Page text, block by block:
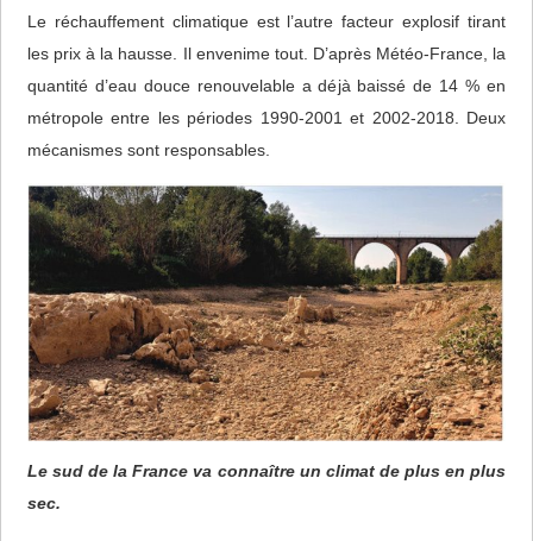
Le réchauffement climatique est l’autre facteur explosif tirant
les prix à la hausse. Il envenime tout. D’après Météo-France, la
quantité d’eau douce renouvelable a déjà baissé de 14 % en
métropole entre les périodes 1990-2001 et 2002-2018. Deux
mécanismes sont responsables.
Le sud de la France va connaître un climat de plus en plus
sec.